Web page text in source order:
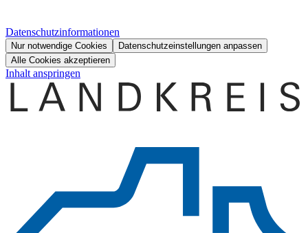
Datenschutzinformationen
Nur notwendige Cookies
Datenschutzeinstellungen anpassen
Alle Cookies akzeptieren
Inhalt anspringen